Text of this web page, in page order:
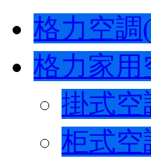
格力空調
格力家用
掛式空
柜式空